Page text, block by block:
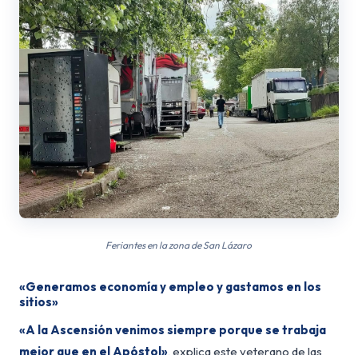
Feriantes en la zona de San Lázaro
«Generamos economía y empleo y gastamos en los
sitios»
«A la Ascensión venimos siempre porque se trabaja
mejor que en el Apóstol», explica este veterano de las